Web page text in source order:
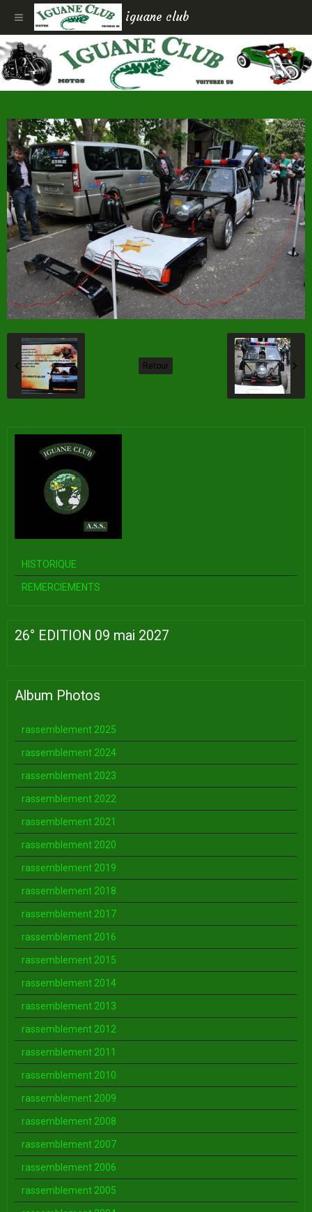
iguane club
Retour
HISTORIQUE
REMERCIEMENTS
26° EDITION 09 mai 2027
Album Photos
rassemblement 2025
rassemblement 2024
rassemblement 2023
rassemblement 2022
rassemblement 2021
rassemblement 2020
rassemblement 2019
rassemblement 2018
rassemblement 2017
rassemblement 2016
rassemblement 2015
rassemblement 2014
rassemblement 2013
rassemblement 2012
rassemblement 2011
rassemblement 2010
rassemblement 2009
rassemblement 2008
rassemblement 2007
rassemblement 2006
rassemblement 2005